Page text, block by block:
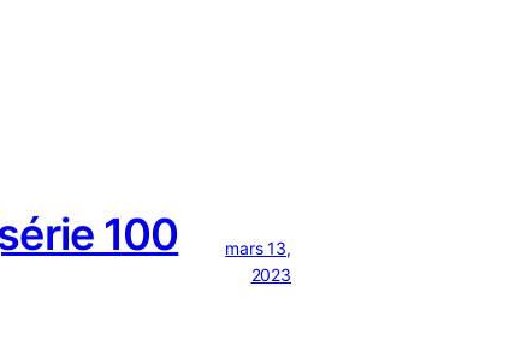
100
mars 13,
2023